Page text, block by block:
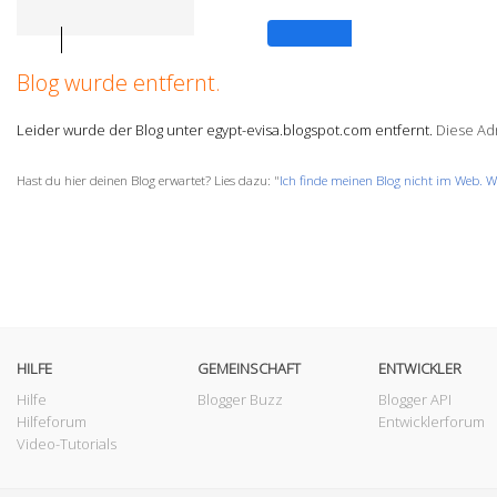
Blog wurde entfernt.
Leider wurde der Blog unter egypt-evisa.blogspot.com entfernt. Diese
Hast du hier deinen Blog erwartet? Lies dazu: "Ich finde meinen Blog nicht im Web.
HILFE
Hilfe
Hilfeforum
Video-Tutorials
GEMEINSCHAFT
Blogger Buzz
ENTWICKLER
Blogger API
Entwicklerforum